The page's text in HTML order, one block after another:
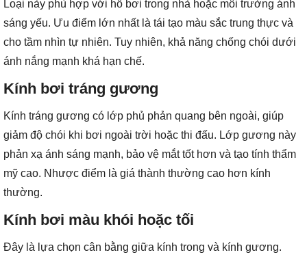
Loại này phù hợp với hồ bơi trong nhà hoặc môi trường ánh
sáng yếu. Ưu điểm lớn nhất là tái tạo màu sắc trung thực và
cho tầm nhìn tự nhiên. Tuy nhiên, khả năng chống chói dưới
ánh nắng mạnh khá hạn chế.
Kính bơi tráng gương
Kính tráng gương có lớp phủ phản quang bên ngoài, giúp
giảm độ chói khi bơi ngoài trời hoặc thi đấu. Lớp gương này
phản xạ ánh sáng mạnh, bảo vệ mắt tốt hơn và tạo tính thẩm
mỹ cao. Nhược điểm là giá thành thường cao hơn kính
thường.
Kính bơi màu khói hoặc tối
Đây là lựa chọn cân bằng giữa kính trong và kính gương.